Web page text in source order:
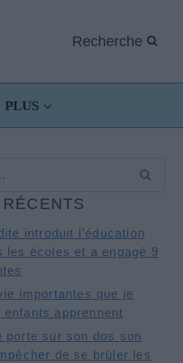
Recherche
PLUS
introduit l’éducation
les écoles et a engagé 9
importantes que je
apprennent
porte sur son dos son
de se brûler les